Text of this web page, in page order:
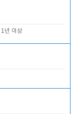
1년 이상